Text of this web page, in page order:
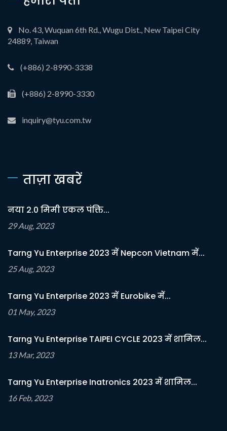
No. 43, Wuquan 6th Rd., Wugu Dist., New Taipei City
24889, Taiwan
(+886) 2-8990-3338
(+886) 2-8990-3330
inquiry@tyu.com.tw
ताज़ा खबरें
नया 2.0 मिमी एकल पंक्ति...
29 Aug, 2023
Tarng Yu Enterprise 2023 में Nepcon Vietnam में...
25 Aug, 2023
Tarng Yu Enterprise 2023 में Eurobike में...
01 May, 2023
Tarng Yu Enterprise TAIPEI CYCLE 2023 में शामिल...
13 Mar, 2023
Tarng Yu Enterprise Inatronics 2023 में शामिल...
16 Feb, 2023